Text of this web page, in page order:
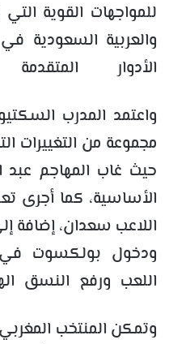
للمواجهات القوية
والعربية السعودية في
الأدوار
واعتمد المدرب
مجموعة من التغييرات
حيث غاب المهاجم عبد
الأساسية، كما أجرى
اللاعب سعدان، إضافة
ودخول بولكسوت في
اللعب ورفع النسق
وتمكن المنتخب